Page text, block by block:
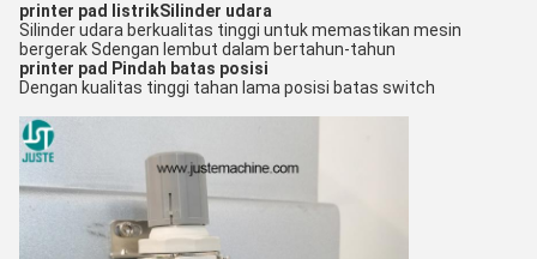
printer pad listrikSilinder udara
Silinder udara berkualitas tinggi untuk memastikan mesin
bergerak Sdengan lembut dalam bertahun-tahun
printer pad Pindah batas posisi
Dengan kualitas tinggi tahan lama posisi batas switch